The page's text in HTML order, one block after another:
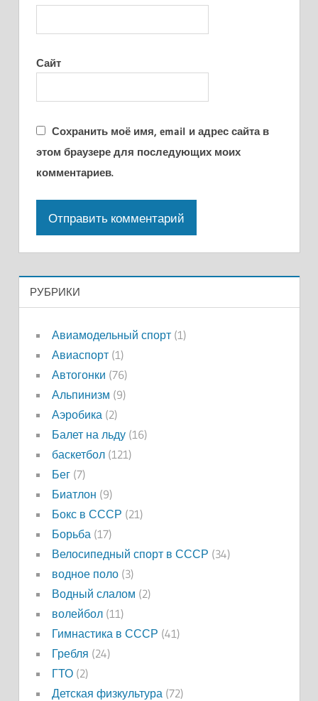
Сайт
Сохранить моё имя, email и адрес сайта в
этом браузере для последующих моих
комментариев.
РУБРИКИ
Авиамодельный спорт(1)
Авиаспорт(1)
Автогонки (76)
Альпинизм (9)
Аэробика (2)
Балет на льду(16)
баскетбол(121)
Бег(7)
Биатлон (9)
Бокс в СССР (21)
Борьба (17)
Велосипедный спорт в СССР (34)
водное поло(3)
Водный слалом (2)
волейбол(11)
Гимнастика в СССР (41)
Гребля (24)
ГТО(2)
Детская физкультура (72)